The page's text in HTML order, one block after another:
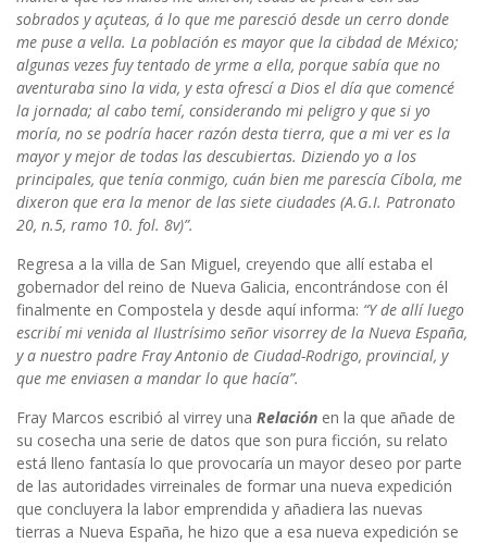
sobrados y açuteas, á lo que me paresció desde un cerro donde
me puse a vella. La población es mayor que la cibdad de México;
algunas vezes fuy tentado de yrme a ella, porque sabía que no
aventuraba sino la vida, y esta ofrescí a Dios el día que comencé
la jornada; al cabo temí, considerando mi peligro y que si yo
moría, no se podría hacer razón desta tierra, que a mi ver es la
mayor y mejor de todas las descubiertas. Diziendo yo a los
principales, que tenía conmigo, cuán bien me parescía Cíbola, me
dixeron que era la menor de las siete ciudades (A.G.I. Patronato
20, n.5, ramo 10. fol. 8v)”.
Regresa a la villa de San Miguel, creyendo que allí estaba el
gobernador del reino de Nueva Galicia, encontrándose con él
finalmente en Compostela y desde aquí informa: “Y de allí luego
escribí mi venida al Ilustrí­simo señor visorrey de la Nueva España,
y a nuestro padre Fray Antonio de Ciudad-Rodrigo, provincial, y
que me enviasen a mandar lo que hacía”.
Fray Marcos escribió al virrey una Relación en la que añade de
su cosecha una serie de datos que son pura ficción, su relato
está lleno fantasía lo que provocaría un mayor deseo por parte
de las autoridades virreinales de formar una nueva expedición
que concluyera la labor emprendida y añadiera las nuevas
tierras a Nueva España, he hizo que a esa nueva expedición se